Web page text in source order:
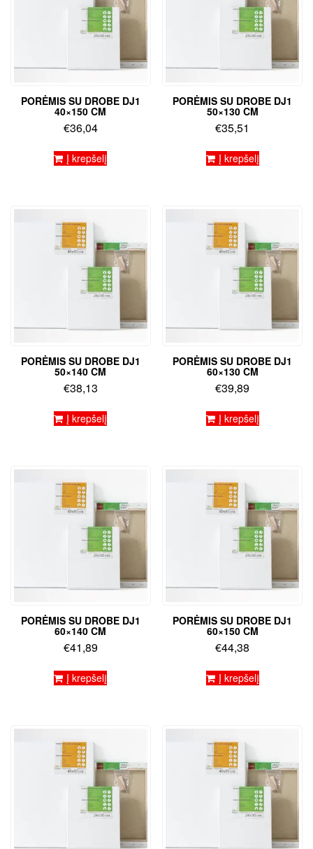
PORĖMIS SU DROBE DJ1
40×150 CM
€36,04
Į krepšelį
PORĖMIS SU DROBE DJ1
50×130 CM
€35,51
Į krepšelį
PORĖMIS SU DROBE DJ1
50×140 CM
€38,13
Į krepšelį
PORĖMIS SU DROBE DJ1
60×130 CM
€39,89
Į krepšelį
PORĖMIS SU DROBE DJ1
60×140 CM
€41,89
Į krepšelį
PORĖMIS SU DROBE DJ1
60×150 CM
€44,38
Į krepšelį